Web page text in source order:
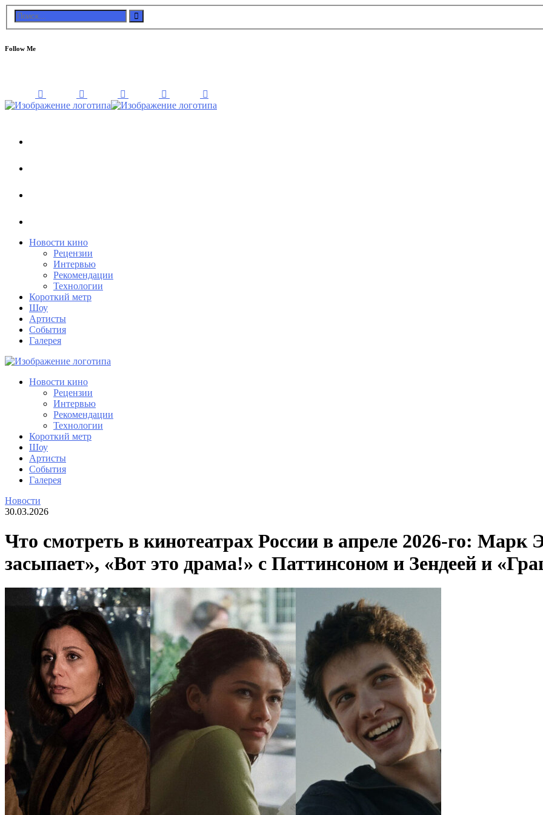
Follow Me
Новости кино
Рецензии
Интервью
Рекомендации
Технологии
Короткий метр
Шоу
Артисты
События
Галерея
Новости кино
Рецензии
Интервью
Рекомендации
Технологии
Короткий метр
Шоу
Артисты
События
Галерея
Новости
30.03.2026
Что смотреть в кинотеатрах России в апреле 2026-го: Марк
засыпает», «Вот это драма!» с Паттинсоном и Зендеей и